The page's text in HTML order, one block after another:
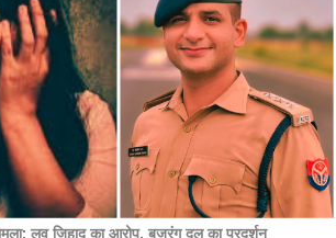
लव जिहाद का आरोप, बजरंग दल का प्रदर्शन